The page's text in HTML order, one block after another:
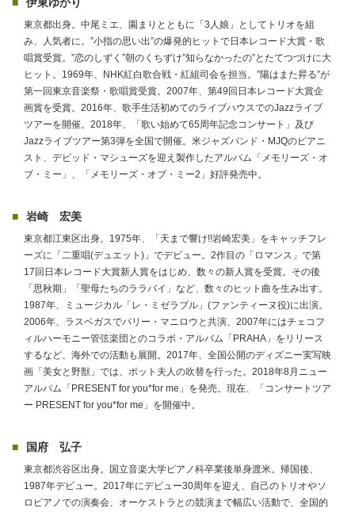
東京都出身。中尾ミエ、園まりとともに「3人娘」としてトリオを組
み、人気者に。”小指の思い出”の爆発的ヒットで日本レコード大賞・歌
唱賞受賞。”恋のしずく”朝のくちずけ”知らなかったの”とたてつづけに大
ヒット。1969年、NHK紅白歌合戦・紅組司会を担当。”陽はまた昇る”が
第一回東京音楽祭・歌唱賞受賞。2007年、第49回日本レコード大賞企
画賞を受賞。2016年、歌手生活初めてのライブハウスでのJazzライブ
ツアーを開催。2018年、「歌い始めて65周年記念コンサート」及び
Jazzライブツアー第3弾を全国で開催。米ジャズバンド・MJQのピアニ
スト、デビッド・マシューズを迎え製作したアルバム「メモリーズ・オ
ブ・ミー」、「メモリーズ・オブ・ミー2」好評発売中。
岩崎 宏美
東京都江東区出身。1975年、「天まで響け!!岩崎宏美」をキャッチフレ
ーズに「二重唱(デュエット)」でデビュー。2作目の「ロマンス」で第
17回日本レコード大賞新人賞をはじめ、数々の新人賞を受賞。その後
「思秋期」「聖母たちのララバイ」など、数々のヒット曲を生み出す。
1987年、ミュージカル「レ・ミゼラブル」(ファンティーヌ役)に出演。
2006年、ラスベガスでバリー・マニロウと共演、2007年にはチェコフ
ィルハーモニー管弦楽団とのコラボ・アルバム「PRAHA」をリリース
するなど、海外での活動も展開。2017年、全国公開のディズニー実写映
画「美女と野獣」では、ポット夫人の吹替を行った。2018年8月ニュー
アルバム「PRESENT for you*for me」を発売。現在、「コンサートツア
ー PRESENT for you*for me」を開催中。
国府 弘子
東京都渋谷区出身。国立音楽大学ピアノ科卒業後単身渡米。帰国後、
1987年デビュー。2017年にデビュー30周年を迎え、自己のトリオやソ
ロピアノでの演奏会、オーケストラとの競演まで幅広い活動で、全国的